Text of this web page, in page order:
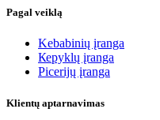
Pagal veiklą
Kebabinių įranga
Кеpyklų įranga
Picerijų įranga
Klientų aptarnavimas